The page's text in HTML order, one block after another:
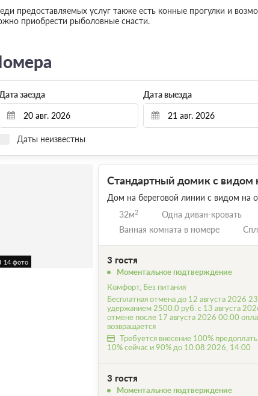
предоставляемых услуг также есть конные прогулки и
приобрести рыболовные снасти.
заезда Дата выезда
Даты неизвестны
14 фото
Стандартный домик с видом
Дом на береговой линии с видом на
32м2 Одна диван-кровать
Ванная комната в номере
3 гостя
Моментальное подтверждение
Комфорт, Без питания
Бесплатная отмена до 12 августа 2026
удержанием 2500.0 руб. с 13 августа
отмене после 17 августа 2026 00:00
возвращается
Требуется внесение 100%
10% сейчас и 90% до 10.08.2026, 14:00
3 гостя
Моментальное подтверждение